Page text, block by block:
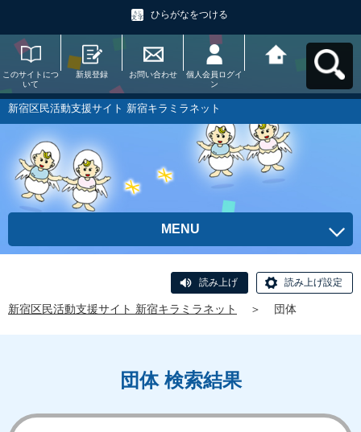
ひらがなをつける
このサイトにつ
いて
新規登録 お問い合わせ
個人会員ログイ
ン
ラミラネットへ
新宿区民活動支援サイト 新宿キラミラネット
MENU
読み上げ 読み上げ設定
新宿区民活動支援サイト 新宿キラミラネット ＞ 団体
団体 検索結果